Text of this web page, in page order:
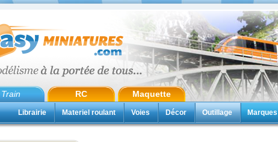
Train RC Maquette
Librairie Materiel roulant Voies Décor Outillage Marques